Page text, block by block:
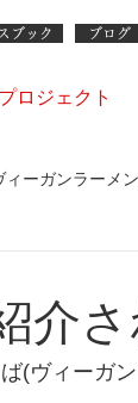
ロジェクト
ブック ブログ
ーガンラーメン
介
(ヴィーガ